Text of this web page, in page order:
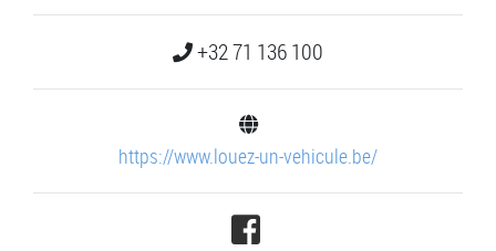
+32 71 136 100
https://www.louez-un-vehicule.be/